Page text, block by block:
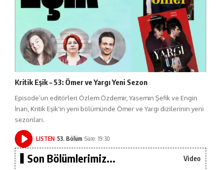
Kritik Eşik – 53: Ömer ve Yargı Yeni Sezon
Episode’un editörleri Özlem Özdemir, Yasemin Şefik ve Engin
İnan, Kritik Eşik'in yeni bölümünde Ömer ve Yargı dizilerinin yeni
sezonları.
LISTEN 53. Bölüm Süre: 19:30
Son Bölümlerimiz... Video